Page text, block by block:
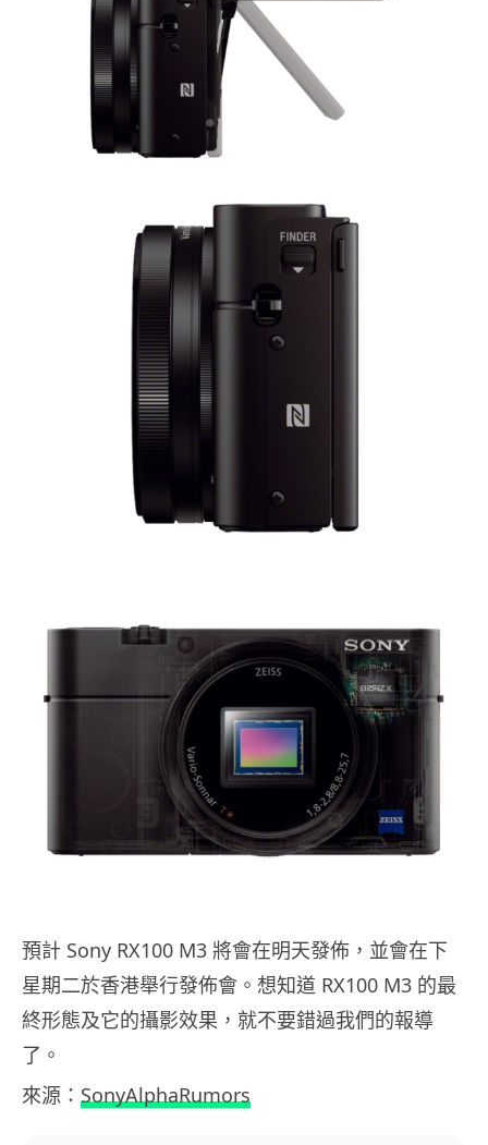
預計 Sony RX100 M3 將會在明天發佈，並會在下
星期二於香港舉行發佈會。想知道 RX100 M3 的最
終形態及它的攝影效果，就不要錯過我們的報導
了。
來源： SonyAlphaRumors